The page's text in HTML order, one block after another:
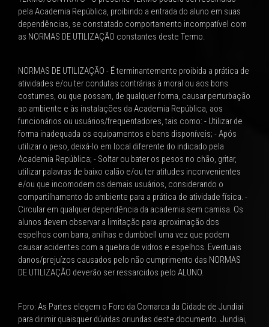
pela Academia República, proibindo a entrada do aluno em suas
dependências, se constatado comportamento incompatível com
as NORMAS DE UTILIZAÇÃO constantes deste Termo.
NORMAS DE UTILIZAÇÃO - É terminantemente proibida a prática de
atividades e/ou ter condutas contrárias à moral ou aos bons
costumes, ou que possam, de qualquer forma, causar perturbação
ao ambiente e às instalações da Academia República, aos
funcionários ou usuários/frequentadores, tais como: - Utilizar de
forma inadequada os equipamentos e bens disponíveis; - Após
utilizar o peso, deixá-lo em local diferente do indicado pela
Academia República; - Soltar ou bater os pesos no chão, gritar,
utilizar palavras de baixo calão e/ou ter atitudes inconvenientes
e/ou que incomodem os demais usuários, considerando o
compartilhamento do ambiente para a prática de atividade física. -
Circular em qualquer dependência da academia sem camisa. Os
alunos devem observar a limitação para aproximação dos
espelhos com barra, anilhas e dumbbell uma vez que podem
causar acidentes com a quebra de vidros e espelhos. Eventuais
danos/prejuízos causados pelo não cumprimento das NORMAS
DE UTILIZAÇÃO deverão ser ressarcidos pelo ALUNO.
Foro: As Partes elegem o Foro da Comarca da Cidade de Jundiaí
para dirimir quaisquer dúvidas oriundas deste documento. Jundiai,